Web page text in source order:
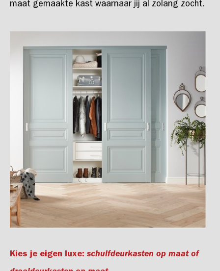
maat gemaakte kast waarnaar jij al zolang zocht.
Kies je eigen luxe:schuifdeurkasten op maat of